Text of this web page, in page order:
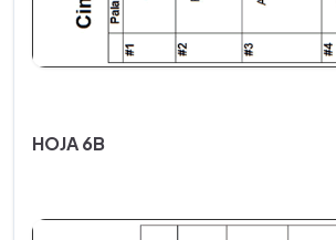
HOJA 6B